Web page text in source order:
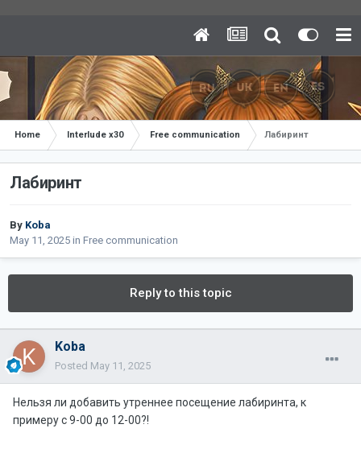
Home Interlude x30 Free communication Лабиринт
Лабиринт
By Koba
May 11, 2025 in Free communication
Reply to this topic
Koba
Posted May 11, 2025
Нельзя ли добавить утреннее посещение лабиринта, к
примеру с 9-00 до 12-00?!